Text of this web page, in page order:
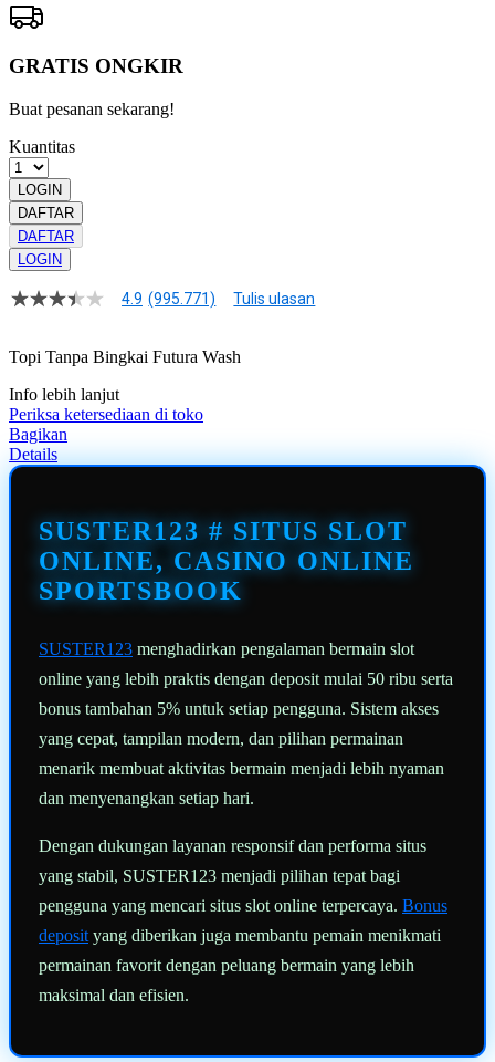
GRATIS ONGKIR
Buat pesanan sekarang!
Kuantitas
LOGIN
DAFTAR
DAFTAR
LOGIN
4.9
bintang,
rating
rata-
rata.
Read
13
Reviews.
halaman
yang
sama.
4.9 (995.771) Tulis ulasan
Topi Tanpa Bingkai Futura Wash
Info lebih lanjut
Periksa ketersediaan di toko
Bagikan
Details
SUSTER123 # SITUS SLOT
ONLINE, CASINO ONLINE
SPORTSBOOK
SUSTER123 menghadirkan pengalaman bermain slot
online yang lebih praktis dengan deposit mulai 50 ribu serta
bonus tambahan 5% untuk setiap pengguna. Sistem akses
yang cepat, tampilan modern, dan pilihan permainan
menarik membuat aktivitas bermain menjadi lebih nyaman
dan menyenangkan setiap hari.
Dengan dukungan layanan responsif dan performa situs
yang stabil, SUSTER123 menjadi pilihan tepat bagi
pengguna yang mencari situs slot online terpercaya. Bonus
deposit yang diberikan juga membantu pemain menikmati
permainan favorit dengan peluang bermain yang lebih
maksimal dan efisien.